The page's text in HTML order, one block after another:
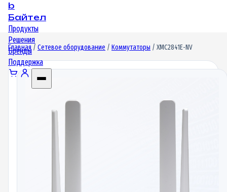
b
Байтел
Продукты
Решения
Бренды
Поддержка
Главная/ Сетевое оборудование / Коммутаторы / XMC2841E-NV